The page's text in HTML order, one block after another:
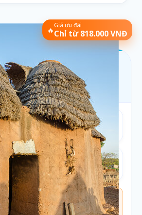
🔥Giá ưu đãi
Chỉ từ 818.000 VNĐ
SIM phù hợp
để chọn đúng gói cần dùng
ngày
loại gói nào?
để xem gợi ý phù hợp theo nhu cầu sử